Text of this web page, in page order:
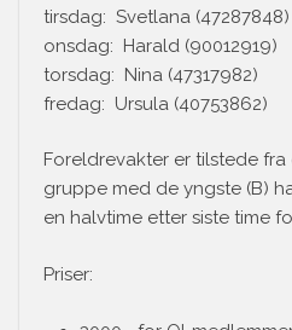
tirsdag: Svetlana (47287848)
onsdag: Harald (90012919)
torsdag: Nina (47317982)
fredag: Ursula (40753862)
Foreldrevakter er tilstede
gruppe med de yngste (B)
en halvtime etter siste time
Priser: